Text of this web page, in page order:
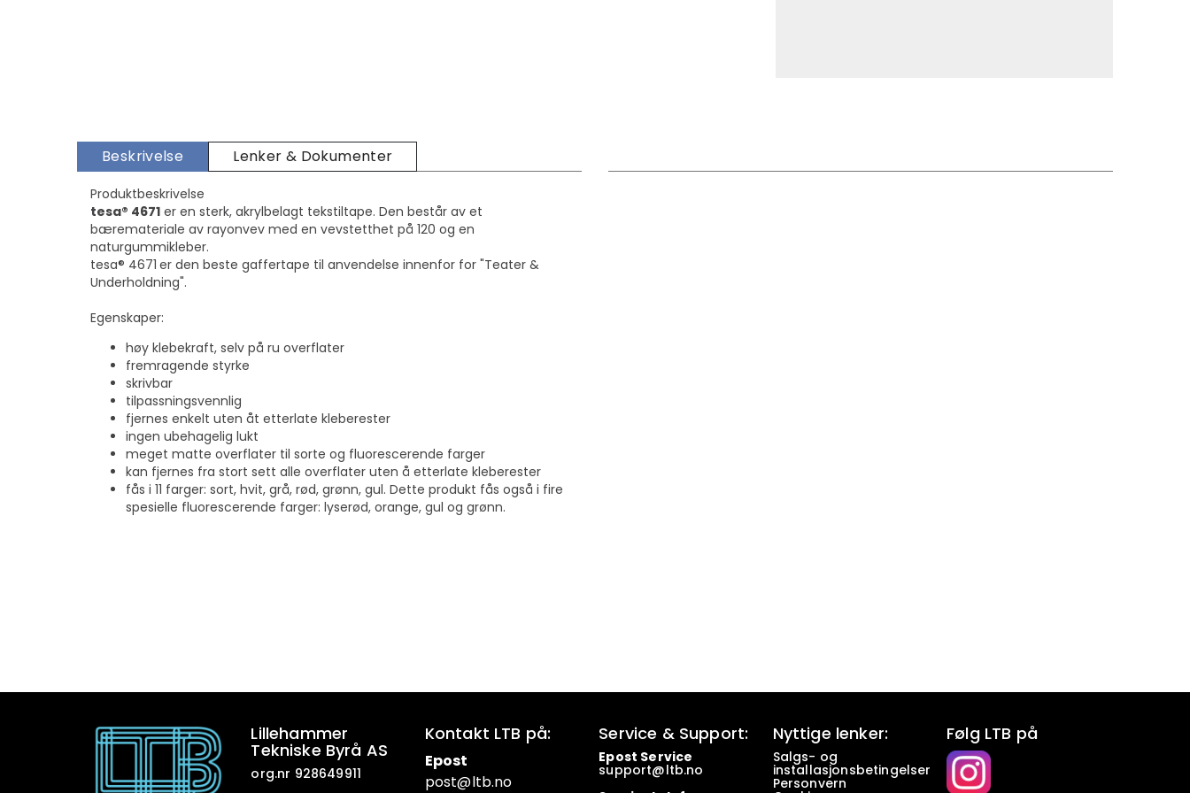
Beskrivelse Lenker & Dokumenter
Produktbeskrivelse
tesa® 4671 er en sterk, akrylbelagt tekstiltape. Den består av et
bæremateriale av rayonvev med en vevstetthet på 120 og en
naturgummikleber.
tesa® 4671 er den beste gaffertape til anvendelse innenfor for "Teater &
Underholdning".
Egenskaper:
høy klebekraft, selv på ru overflater
fremragende styrke
skrivbar
tilpassningsvennlig
fjernes enkelt uten åt etterlate kleberester
ingen ubehagelig lukt
meget matte overflater til sorte og fluorescerende farger
kan fjernes fra stort sett alle overflater uten å etterlate kleberester
fås i 11 farger: sort, hvit, grå, rød, grønn, gul. Dette produkt fås også i fire
spesielle fluorescerende farger: lyserød, orange, gul og grønn.
Lillehammer
Tekniske Byrå AS
org.nr 928649911
Kontakt LTB på:
Epost
post@ltb.no
Service & Support:
Epost Service
support@ltb.no
Nyttige lenker:
Salgs- og
installasjonsbetingelser
Personvern
Følg LTB på